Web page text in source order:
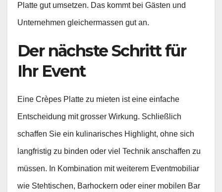
Platte gut umsetzen. Das kommt bei Gästen und
Unternehmen gleichermassen gut an.
Der nächste Schritt für
Ihr Event
Eine Crèpes Platte zu mieten ist eine einfache
Entscheidung mit grosser Wirkung. Schließlich
schaffen Sie ein kulinarisches Highlight, ohne sich
langfristig zu binden oder viel Technik anschaffen zu
müssen. In Kombination mit weiterem Eventmobiliar
wie Stehtischen, Barhockern oder einer mobilen Bar